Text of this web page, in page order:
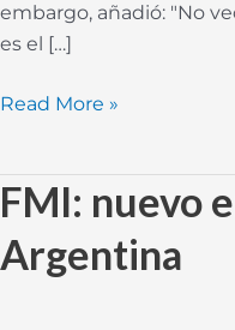
embargo, añadió: "No
es el […]
Read More »
FMI: nuevo
Argentina
FMI:
nuevo
error